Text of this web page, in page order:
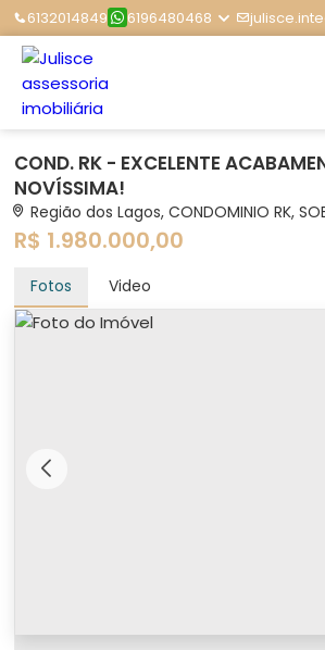
6132014849 6196480468
COND. RK - EXCELENTE
NOVÍSSIMA!
Região dos Lagos, CONDOMINIO RK,
R$ 1.980.000,00
Fotos Video